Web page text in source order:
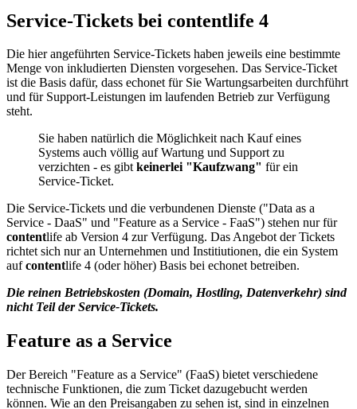
Service-Tickets bei contentlife 4
Die hier angeführten Service-Tickets haben jeweils eine bestimmte
Menge von inkludierten Diensten vorgesehen. Das Service-Ticket
ist die Basis dafür, dass echonet für Sie Wartungsarbeiten durchführt
und für Support-Leistungen im laufenden Betrieb zur Verfügung
steht.
Sie haben natürlich die Möglichkeit nach Kauf eines
Systems auch völlig auf Wartung und Support zu
verzichten - es gibtkeinerlei "Kaufzwang" für ein
Service-Ticket.
Die Service-Tickets und die verbundenen Dienste ("Data as a
Service - DaaS" und "Feature as a Service - FaaS") stehen nur für
contentlife ab Version 4 zur Verfügung. Das Angebot der Tickets
richtet sich nur an Unternehmen und Institiutionen, die ein System
aufcontentlife 4 (oder höher) Basis bei echonet betreiben.
Die reinen Betriebskosten (Domain, Hostling, Datenverkehr) sind
nicht Teil der Service-Tickets.
Feature as a Service
Der Bereich "Feature as a Service" (FaaS) bietet verschiedene
technische Funktionen, die zum Ticket dazugebucht werden
können. Wie an den Preisangaben zu sehen ist, sind in einzelnen